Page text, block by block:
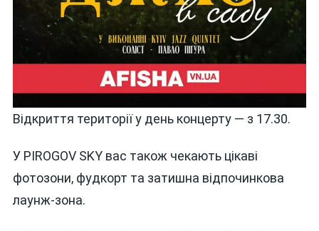
Відкриття території у день концерту — з 17.30.
У PIROGOV SKY вас також чекають цікаві
фотозони, фудкорт та затишна відпочинкова
лаунж-зона.